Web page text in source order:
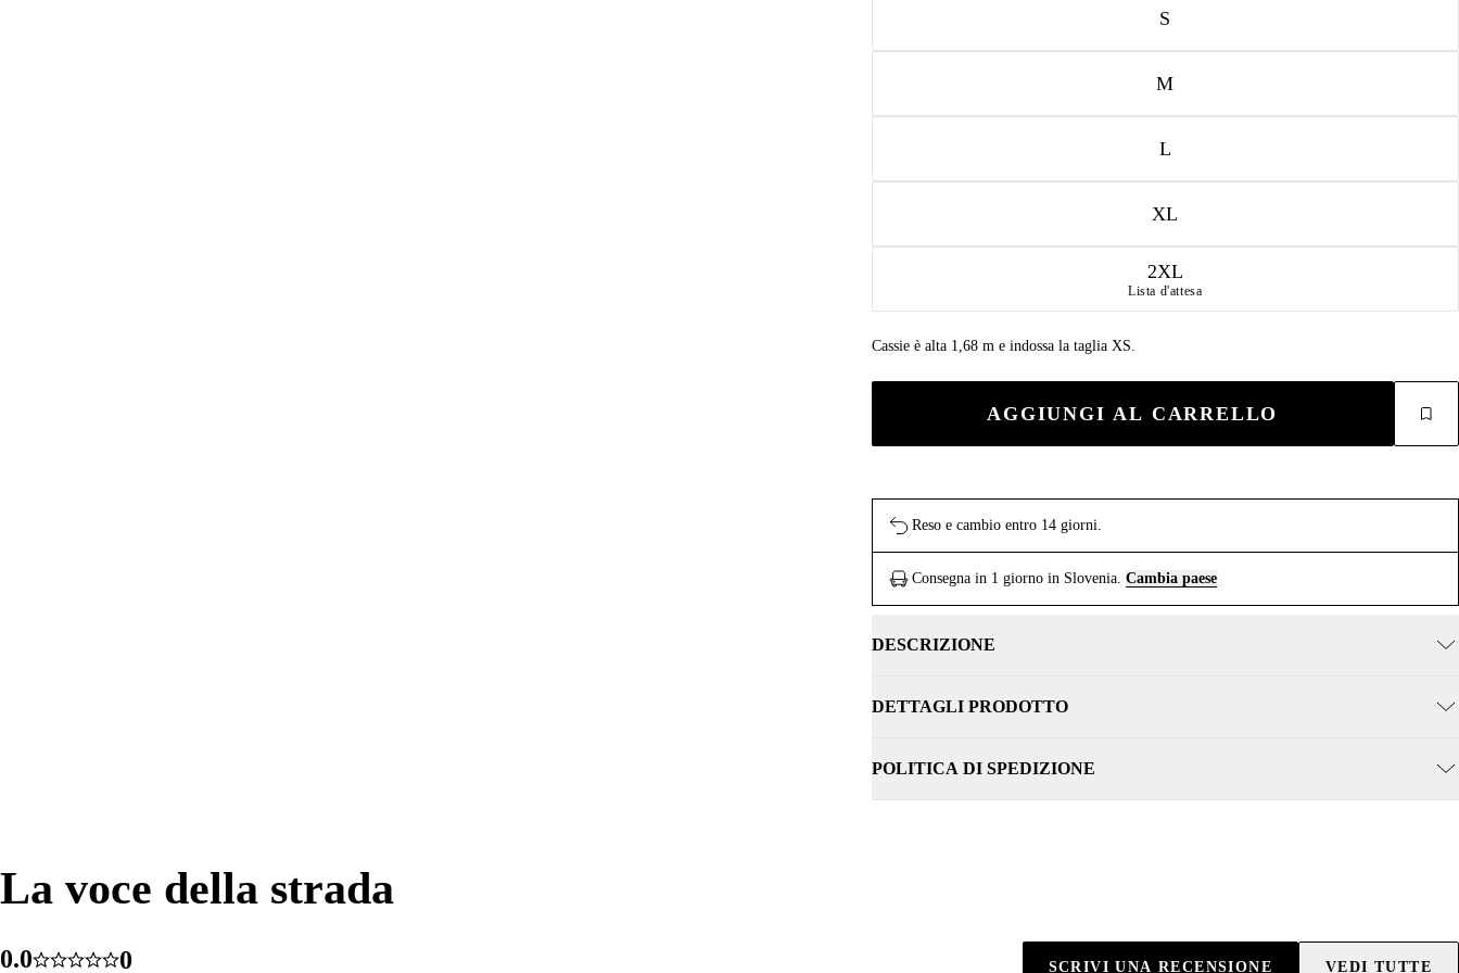
S
M
L
XL
2XL
Lista d'attesa
Cassie è alta 1,68 m e indossa la taglia XS.
AGGIUNGI AL CARRELLO
Reso e cambio entro 14 giorni.
Consegna in 1 giorno in Slovenia. Cambia paese
DESCRIZIONE
DETTAGLI PRODOTTO
POLITICA DI SPEDIZIONE
La voce della strada
La voce della strada
0.0
0
59 SCRIVI UNA RECENSIONE VEDI TUTTE